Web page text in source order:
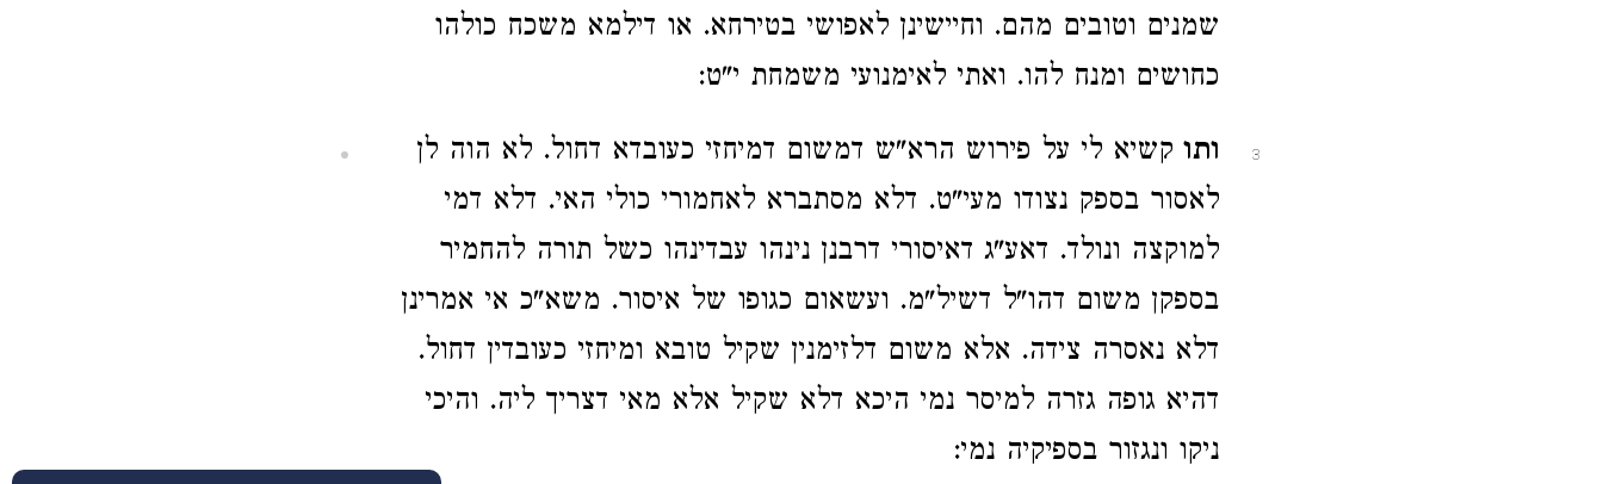
שמנים וטובים מהם. וחיישינן לאפושי בטירחא. או דילמא משכח כולהו
כחושים ומנח להו. ואתי לאימנועי משמחת י"ט:
3 ותו קשיא לי על פירוש הרא"ש דמשום דמיחזי כעובדא דחול. לא הוה לן
לאסור בספק נצודו מעי"ט. דלא מסתברא לאחמורי כולי האי. דלא דמי
למוקצה ונולד. דאע"ג דאיסורי דרבנן נינהו עבדינהו כשל תורה להחמיר
בספקן משום דהו"ל דשיל"מ. ועשאום כגופו של איסור. משא"כ אי אמרינן
דלא נאסרה צידה. אלא משום דלזימנין שקיל טובא ומיחזי כעובדין דחול.
דהיא גופה גזרה למיסר נמי היכא דלא שקיל אלא מאי דצריך ליה. והיכי
ניקו ונגזור בספיקיה נמי: